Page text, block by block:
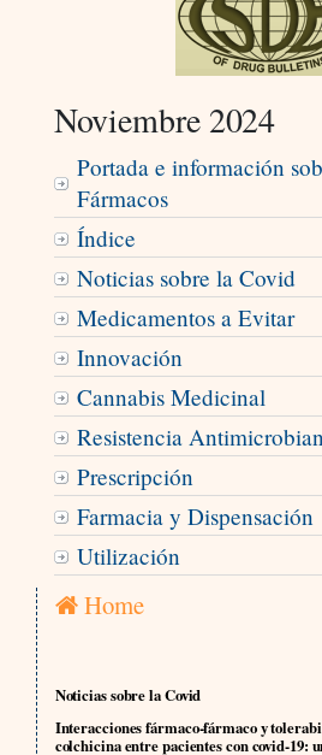
Noviembre 2024
Portada e información
Fármacos
Índice
Noticias sobre la Covid
Medicamentos a Evitar
Innovación
Cannabis Medicinal
Resistencia
Prescripción
Farmacia y Dispensación
Utilización
Home
Noticias sobre la Covid
Interacciones fármaco-fármaco y
colchicina entre pacientes con covid-19: